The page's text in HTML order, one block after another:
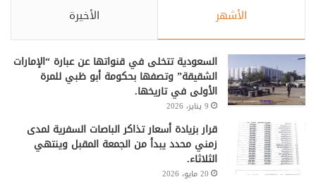
الأشهر الأخيرة
السعودية تتخلى في قنواتها عن عبارة “الإمارات
الشقيقة” وتصفها بحكومة أبو ظبي للمرة
الأولى في تاريخها.
9 يناير، 2026
قرار بزيادة أسعار تذاكر الباصات السفرية لمدى
زمني محدد يبدأ من الجمعة المقبل وينتهي
الثلاثاء.
20 مايو، 2026